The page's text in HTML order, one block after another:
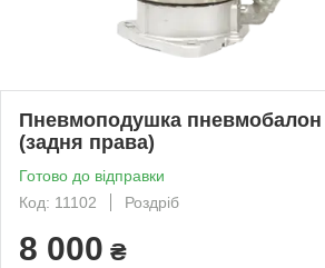
Пневмоподушка пневмобалон
(задня права)
Готово до відправки
Код: 11102
Роздріб
8 000 ₴